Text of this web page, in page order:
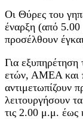
Οι Θύρες του
έναρξη (από 5.00
προσέλθουν
Για εξυπηρέτηση
ετών, ΑΜΕΑ και
αντιμετωπίζουν
λειτουργήσουν
τις 2.00 μ.μ. έως